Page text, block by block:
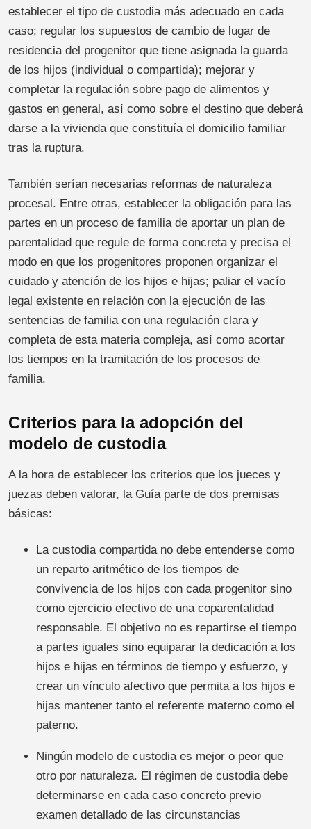
establecer el tipo de custodia más adecuado en cada
caso; regular los supuestos de cambio de lugar de
residencia del progenitor que tiene asignada la guarda
de los hijos (individual o compartida); mejorar y
completar la regulación sobre pago de alimentos y
gastos en general, así como sobre el destino que deberá
darse a la vivienda que constituía el domicilio familiar
tras la ruptura.
También serían necesarias reformas de naturaleza
procesal. Entre otras, establecer la obligación para las
partes en un proceso de familia de aportar un plan de
parentalidad que regule de forma concreta y precisa el
modo en que los progenitores proponen organizar el
cuidado y atención de los hijos e hijas; paliar el vacío
legal existente en relación con la ejecución de las
sentencias de familia con una regulación clara y
completa de esta materia compleja, así como acortar
los tiempos en la tramitación de los procesos de
familia.
Criterios para la adopción del
modelo de custodia
A la hora de establecer los criterios que los jueces y
juezas deben valorar, la Guía parte de dos premisas
básicas:
La custodia compartida no debe entenderse como
un reparto aritmético de los tiempos de
convivencia de los hijos con cada progenitor sino
como ejercicio efectivo de una coparentalidad
responsable. El objetivo no es repartirse el tiempo
a partes iguales sino equiparar la dedicación a los
hijos e hijas en términos de tiempo y esfuerzo, y
crear un vínculo afectivo que permita a los hijos e
hijas mantener tanto el referente materno como el
paterno.
Ningún modelo de custodia es mejor o peor que
otro por naturaleza. El régimen de custodia debe
determinarse en cada caso concreto previo
examen detallado de las circunstancias